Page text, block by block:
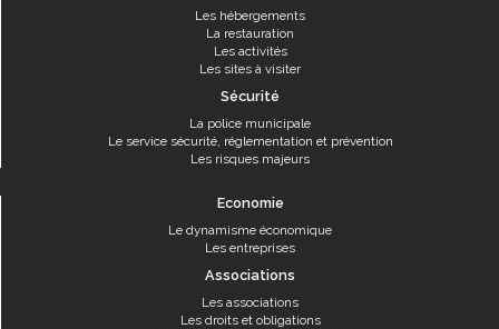
Les hébergements
La restauration
Les activités
Les sites à visiter
Sécurité
La police municipale
Le service sécurité, réglementation et prévention
Les risques majeurs
Economie
Le dynamisme économique
Les entreprises
Associations
Les associations
Les droits et obligations